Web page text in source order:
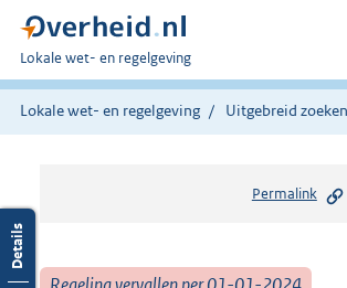
U
bent
hier:
Lokale wet- en regelgeving
Lokale wet- en regelgeving Uitgebreid zoeken
Permalink